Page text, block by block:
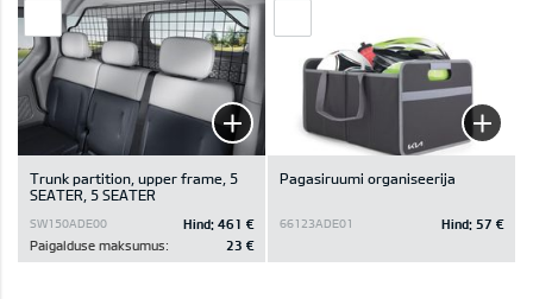
Trunk partition, upper frame, 5
SEATER, 5 SEATER
SW150ADE00 Hind: 461 €
Paigalduse maksumus:
23 €
Pagasiruumi organiseerija
66123ADE01 Hind: 57 €